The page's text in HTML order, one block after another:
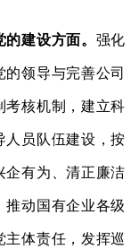
建设方面。 强化
领导与完善公司
考核机制，建立科
人员队伍建设，按
企有为、清正廉洁
推动国有企业各级
主体责任，发挥巡